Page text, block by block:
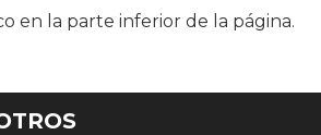
en la parte inferior de la página.